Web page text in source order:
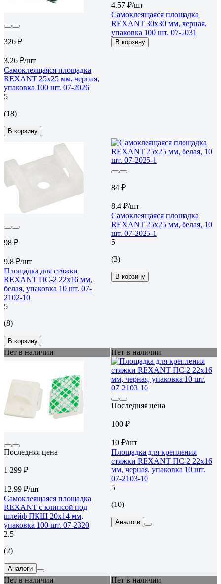
326 ₽
3.26 ₽/шт
Самоклеящаяся площадка
REXANT 25x25 мм, черная,
упаковка 100 шт. 07-2026
5
(18)
В корзину
4.57 ₽/шт
Самоклеящаяся площадка
REXANT 30x30 мм, черная,
упаковка 100 шт. 07-2031
В корзину
98 ₽
9.8 ₽/шт
Площадка для стяжки
REXANT ПС-2 22x16 мм,
белая, упаковка 10 шт. 07-
2102-10
5
(8)
В корзину
84 ₽
8.4 ₽/шт
Самоклеящаяся площадка
REXANT 25x25 мм, белая, 10
шт. 07-2025-1
5
(3)
В корзину
Нет в наличии
Последняя цена
1 299 ₽
12.99 ₽/шт
Самоклеящаяся площадка
REXANT c клипсой под
шлейф ПКШ 20x14 мм,
упаковка 100 шт. 07-2320
2.5
(2)
Аналоги
Нет в наличии
Последняя цена
100 ₽
10 ₽/шт
Площадка для крепления
стяжки REXANT ПС-2 22x16
мм, черная, упаковка 10 шт.
07-2103-10
5
(10)
Аналоги
Нет в наличии Нет в наличии